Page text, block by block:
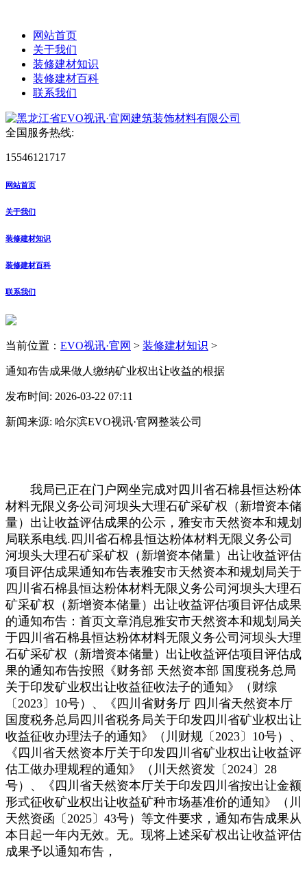
网站首页
关于我们
装修建材知识
装修建材百科
联系我们
全国服务热线:
15546121717
网站首页
关于我们
装修建材知识
装修建材百科
联系我们
当前位置： EVO视讯·官网 > 装修建材知识 >
通知布告成果做人缴纳矿业权出让收益的根据
发布时间: 2026-03-22 07:11
新闻来源: 哈尔滨EVO视讯·官网整装公司
我局已正在门户网坐完成对四川省石棉县恒达粉体
材料无限义务公司河坝头大理石矿采矿权（新增资本储
量）出让收益评估成果的公示，雅安市天然资本和规划
局联系电线.四川省石棉县恒达粉体材料无限义务公司
河坝头大理石矿采矿权（新增资本储量）出让收益评估
项目评估成果通知布告表雅安市天然资本和规划局关于
四川省石棉县恒达粉体材料无限义务公司河坝头大理石
矿采矿权（新增资本储量）出让收益评估项目评估成果
的通知布告：首页文章消息雅安市天然资本和规划局关
于四川省石棉县恒达粉体材料无限义务公司河坝头大理
石矿采矿权（新增资本储量）出让收益评估项目评估成
果的通知布告按照《财务部 天然资本部 国度税务总局
关于印发矿业权出让收益征收法子的通知》（财综
〔2023〕10号）、《四川省财务厅 四川省天然资本厅
国度税务总局四川省税务局关于印发四川省矿业权出让
收益征收办理法子的通知》（川财规〔2023〕10号）、
《四川省天然资本厅关于印发四川省矿业权出让收益评
估工做办理规程的通知》（川天然资发〔2024〕28
号）、《四川省天然资本厅关于印发四川省按出让金额
形式征收矿业权出让收益矿种市场基准价的通知》（川
天然资函〔2025〕43号）等文件要求，通知布告成果从
本日起一年内无效。无。现将上述采矿权出让收益评估
成果予以通知布告，